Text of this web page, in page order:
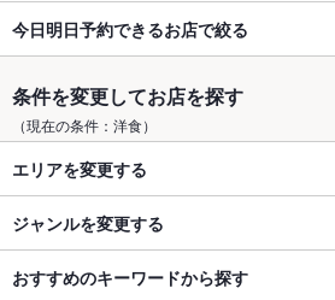
今日明日予約できるお店で絞る
条件を変更してお店を探す
（現在の条件：洋食）
エリアを変更する
ジャンルを変更する
おすすめのキーワードから探す